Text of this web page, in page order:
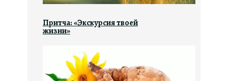
Притча: «Экскурсия твоей
жизни»